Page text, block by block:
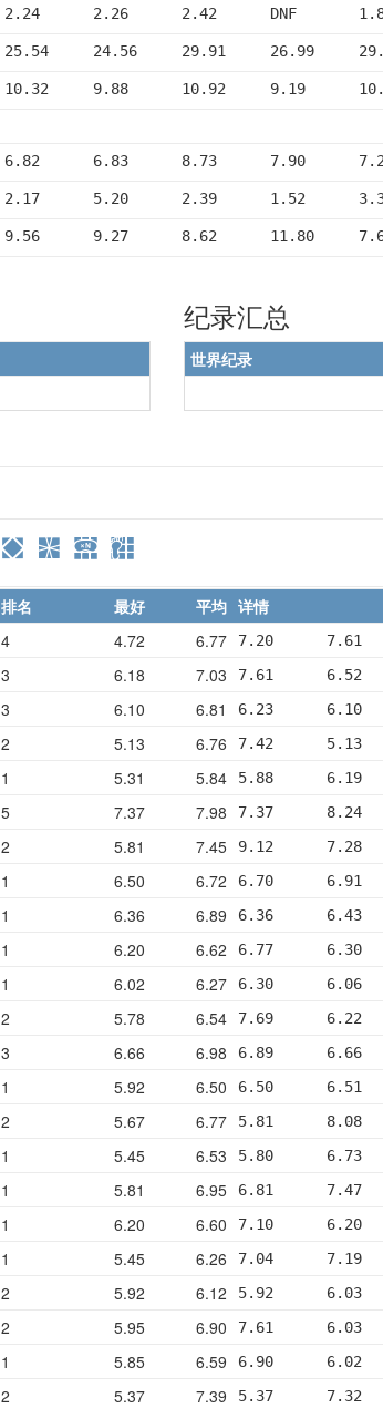
2.24      2.26      2.42      DNF
25.54     24.56     29.91     26.99
10.32     9.88      10.92     9.19
6.82      6.83      8.73      7.90
2.17      5.20      2.39      1.52
9.56      9.27      8.62      11.80
纪录汇总
世界纪录
排名 最好 平均 详情
4 4.72 6.77 7.20      7.61
3 6.18 7.03 7.61      6.52
3 6.10 6.81 6.23      6.10
2 5.13 6.76 7.42      5.13
1 5.31 5.84 5.88      6.19
5 7.37 7.98 7.37      8.24
2 5.81 7.45 9.12      7.28
1 6.50 6.72 6.70      6.91
1 6.36 6.89 6.36      6.43
1 6.20 6.62 6.77      6.30
1 6.02 6.27 6.30      6.06
2 5.78 6.54 7.69      6.22
3 6.66 6.98 6.89      6.66
1 5.92 6.50 6.50      6.51
2 5.67 6.77 5.81      8.08
1 5.45 6.53 5.80      6.73
1 5.81 6.95 6.81      7.47
1 6.20 6.60 7.10      6.20
1 5.45 6.26 7.04      7.19
2 5.92 6.12 5.92      6.03
2 5.95 6.90 7.61      6.03
1 5.85 6.59 6.90      6.02
2 5.37 7.39 5.37      7.32